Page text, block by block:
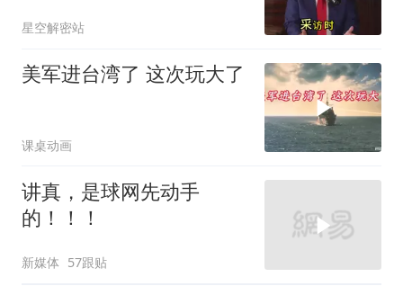
了急
星空解密站
美军进台湾了 这次玩大了
课桌动画
讲真，是球网先动手
的！！！
新媒体 57跟贴